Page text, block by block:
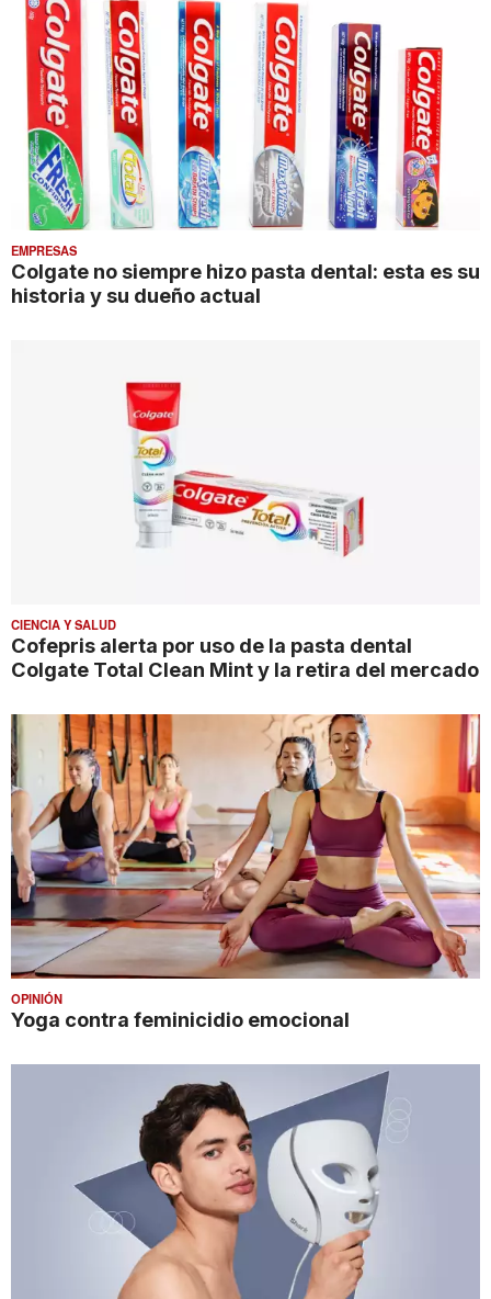
EMPRESAS
Colgate no siempre hizo pasta dental: esta es su
historia y su dueño actual
CIENCIA Y SALUD
Cofepris alerta por uso de la pasta dental
Colgate Total Clean Mint y la retira del mercado
OPINIÓN
Yoga contra feminicidio emocional